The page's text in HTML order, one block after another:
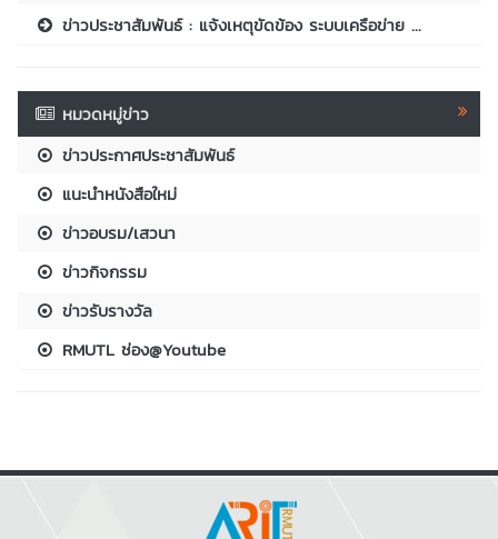
ข่าวประชาสัมพันธ์ : แจ้งเหตุขัดข้อง ระบบเครือข่าย ...
หมวดหมู่ข่าว
ข่าวประกาศประชาสัมพันธ์
แนะนำหนังสือใหม่
ข่าวอบรม/เสวนา
ข่าวกิจกรรม
ข่าวรับรางวัล
RMUTL ช่อง@Youtube